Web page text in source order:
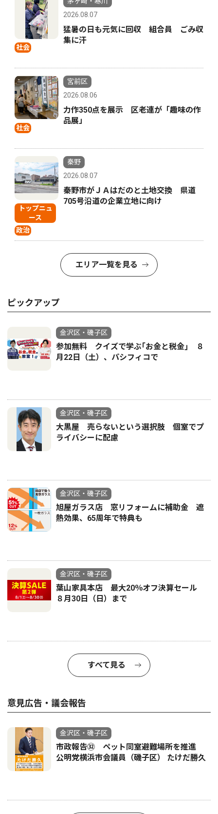
社会
2026.08.07
猛暑の日も元気に回収 組合員 ごみ収
集に汗
社会
宮前区
2026.08.06
力作350点を展示 区老連が「趣味の作
品展」
トップニュ
ース
政治
秦野
2026.08.07
秦野市がＪＡはだのと土地交換 県道
705号沿道の企業立地に向け
エリア一覧を見る
ピックアップ
金沢区・磯子区
参加無料 クイズで学ぶ｢お金と税金｣ ８
月22日（土）、パシフィコで
金沢区・磯子区
大黒屋 売らないという選択肢 個室でプ
ライバシーに配慮
金沢区・磯子区
旭屋ガラス店 窓リフォームに補助金 遮
熱効果、65周年で特典も
金沢区・磯子区
葉山家具本店 最大20％オフ決算セール
８月30日（日）まで
すべて見る
意見広告・議会報告
金沢区・磯子区
市政報告㉜ ペット同室避難場所を推進
公明党横浜市会議員（磯子区） たけだ勝久